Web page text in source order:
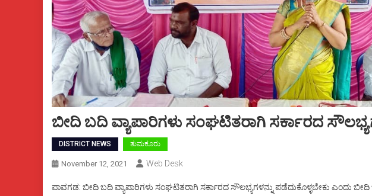
ಬೀದಿ ಬದಿ ವ್ಯಾಪಾರಿಗಳು ಸಂಘಟಿತರಾಗಿ ಸರ್ಕಾರದ
DISTRICT NEWS ತುಮಕೂರು
November 12, 2021 Web Desk
ಪಾವಗಡ: ಬೀದಿ ಬದಿ ವ್ಯಾಪಾರಿಗಳು ಸಂಘಟಿತರಾಗಿ ಸರ್ಕಾರದ ಸೌಲಭ್ಯಗಳನ್ನು ಪಡೆದುಕೊಳ್ಳಬೇಕು ಎಂದು